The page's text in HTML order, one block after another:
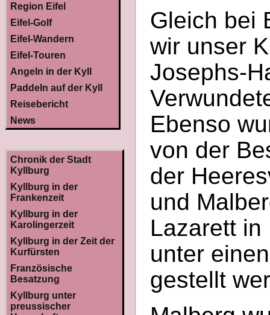
Region Eifel
Eifel-Golf
Eifel-Wandern
Eifel-Touren
Angeln in der Kyll
Paddeln auf der Kyll
Reisebericht
News
Chronik der Stadt
Kyllburg
Kyllburg in der
Frankenzeit
Kyllburg in der
Karolingerzeit
Kyllburg in der Zeit der
Kurfürsten
Französische
Besatzung
Kyllburg unter
preussischer
Gleich bei
wir unser
Josephs-
Ebenso
von der
der
und
Lazarett
unter
gestellt